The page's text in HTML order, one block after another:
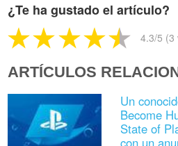
¿Te ha gustado el artículo?
4.3/5 (3
ARTÍCULOS
Un
Become
State of
con un